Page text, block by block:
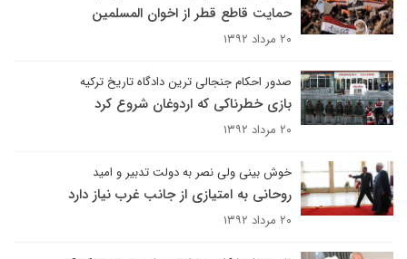
حمایت قاطع قطر از اخوان المسلمین
۲۰ مرداد ۱۳۹۲
صدور احکام جنجالی ترین دادگاه تاریخ ترکیه
بازی خطرناکی که اردوغان شروع کرد
۲۰ مرداد ۱۳۹۲
خوش بینی ولی نصر به دولت تدبیر و امید
روحانی به امتیازی از جانب غرب نیاز دارد
۲۰ مرداد ۱۳۹۲